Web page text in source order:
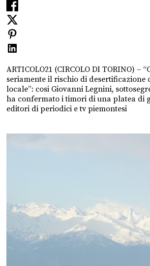
ARTICOLO21 (CIRCOLO DI TORINO) –
seriamente il rischio di desertificazione
locale”: cosi Giovanni Legnini,
ha confermato i timori di una platea di
editori di periodici e tv piemontesi